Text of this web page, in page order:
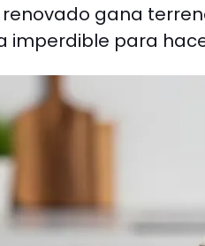
renovado gana
imperdible para